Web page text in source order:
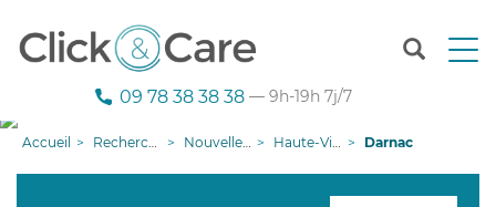
T
n
09 78 38 38 38 — 9h-19h 7j/7
Accueil Recherche aide à domicile Nouvelle-Aquitaine Haute-Vienne Darnac